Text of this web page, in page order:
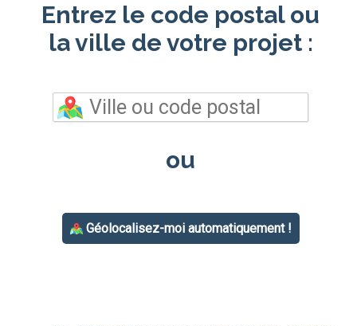
Entrez le code postal ou
la ville de votre projet :
ou
Géolocalisez-moi automatiquement !